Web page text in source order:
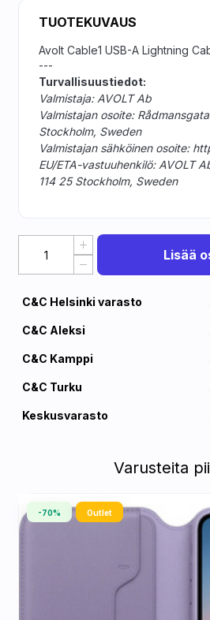
TUOTEKUVAUS
Avolt Cable1 USB-A Lightning
---
Turvallisuustiedot:
Valmistaja: AVOLT Ab
Valmistajan osoite:
Stockholm, Sweden
Valmistajan sähköinen osoite:
EU/ETA-vastuuhenkilö: AVOLT
114 25 Stockholm, Sweden
Lisää
C&C Helsinki varasto
C&C Aleksi
C&C Kamppi
C&C Turku
Keskusvarasto
Varusteita
-70% Outlet